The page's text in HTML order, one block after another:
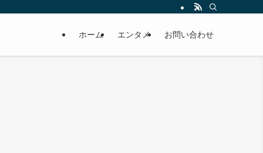
ホーム エンタメ お問い合わせ